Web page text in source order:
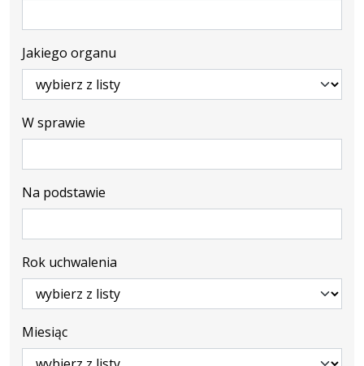
Jakiego organu
W sprawie
Na podstawie
Rok uchwalenia
Miesiąc